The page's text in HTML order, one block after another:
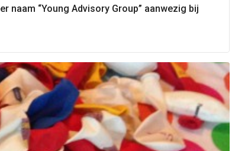
naam “Young Advisory Group” aanwezig bij